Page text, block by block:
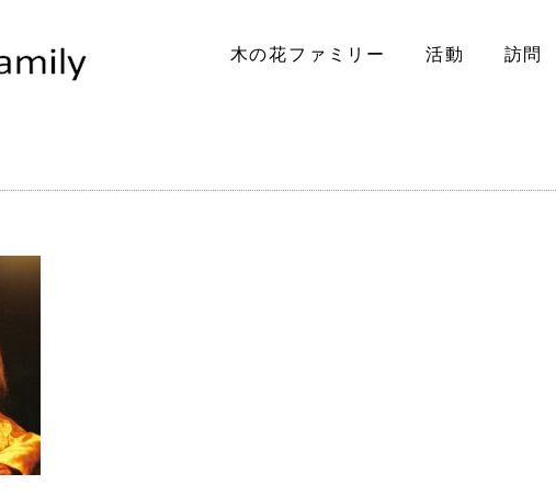
木の花ファミリー 活動 訪問